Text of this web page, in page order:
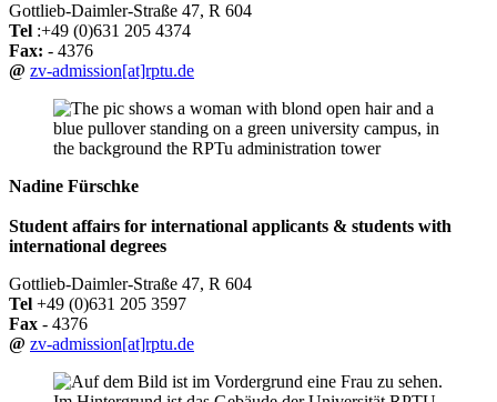
Gottlieb-Daimler-Straße 47, R 604
Tel :+49 (0)631 205 4374
Fax: - 4376
@ zv-admission[at]rptu.de
Nadine Fürschke
Student affairs for international applicants & students with
international degrees
Gottlieb-Daimler-Straße 47, R 604
Tel +49 (0)631 205 3597
Fax - 4376
@ zv-admission[at]rptu.de